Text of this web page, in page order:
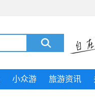
小众游 旅游资讯